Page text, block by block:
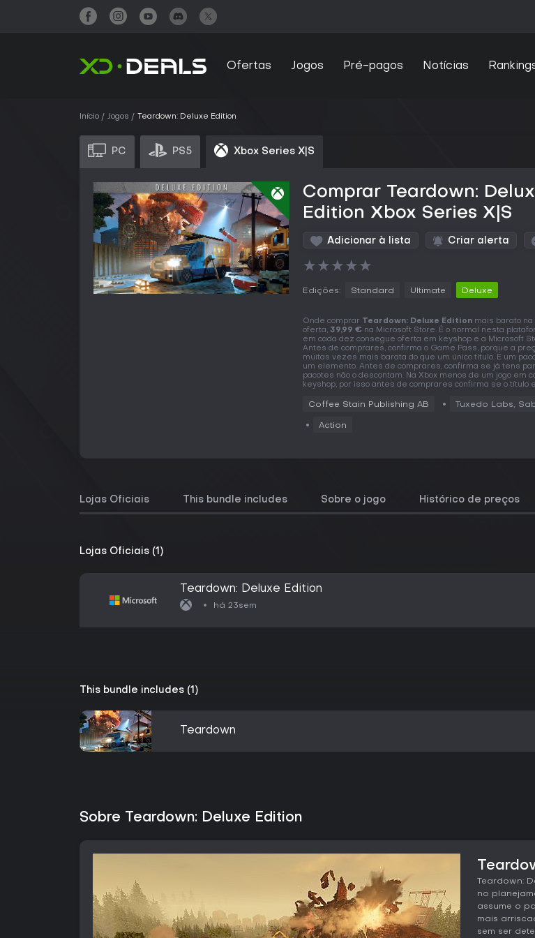
Ofertas Jogos Pré-pagos Notícias
Início Jogos Teardown: Deluxe Edition
PC PS5 Xbox Series X|S
Comprar Teardown:
Edition Xbox Series X|S
Adicionar à lista Criar alerta
★★★★★
Edições: Standard Ultimate Deluxe
Onde comprar Teardown: Deluxe Edition mais barato na
oferta, 39,99 € na Microsoft Store. É o normal nesta
em cada dez consegue oferta em keyshop e a Microsoft
Antes de comprares, confirma o Game Pass, porque a
muitas vezes mais barata do que um único título. É um
um elemento. Antes de comprares, confirma se já tens
pacotes não o descontam. Na Xbox menos de um jogo em
keyshop, por isso antes de comprares confirma se o título
Coffee Stain Publishing AB Tuxedo Labs,
Action
Lojas Oficiais This bundle includes Sobre o jogo Histórico de preços
Lojas Oficiais (1)
Teardown: Deluxe Edition
há 23sem
This bundle includes (1)
Teardown
Sobre Teardown: Deluxe Edition
Teardown:
no
assume o
mais
sem ser